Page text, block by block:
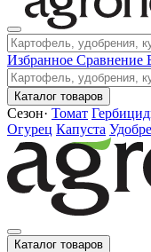
Избранное Сравнение
Каталог товаров
Сезон· Томат
Огурец Капуста
Каталог товаров